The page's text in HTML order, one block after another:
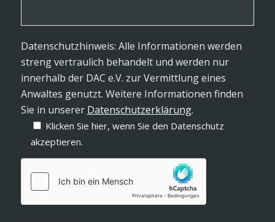
Datenschutzhinweis: Alle Informationen werden
streng vertraulich behandelt und werden nur
innerhalb der DAC e.V. zur Vermittlung eines
Anwaltes genutzt. Weitere Informationen finden
Sie in unserer Datenschutzerklärung.
Klicken Sie hier, wenn Sie den Datenschutz
akzeptieren.